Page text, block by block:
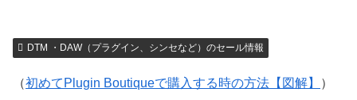
DTM ・DAW（プラグイン、シンセなど）のセール情報
（初めてPlugin Boutiqueで購入する時の方法【図解】 ）